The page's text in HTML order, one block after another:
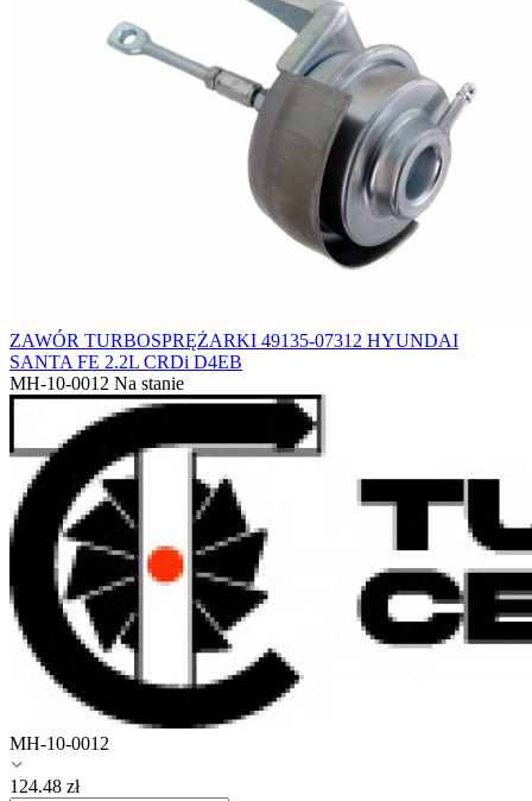
ZAWÓR TURBOSPRĘŻARKI 49135-07312 HYUNDAI
SANTA FE 2.2L CRDi D4EB
MH-10-0012 Na stanie
MH-10-0012
124.48 zł